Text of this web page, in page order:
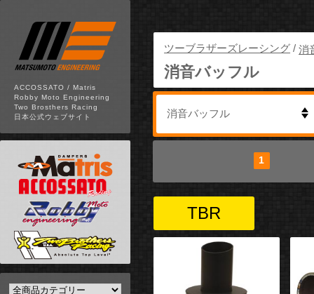
ACCOSSATO / Matris
Robby Moto Engineering
Two Brosthers Racing
日本公式ウェブサイト
ツーブラザーズレーシング /消
消音バッフル
1